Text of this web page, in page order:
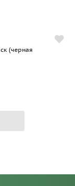
(черная